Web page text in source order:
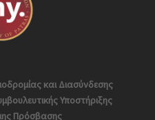
και Διασύνδεσης
Υποστήριξης
Πρόσβασης